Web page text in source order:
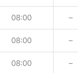
08:00 –
08:00 –
08:00 –